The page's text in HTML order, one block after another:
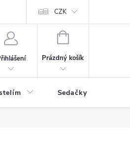
ochrany osobních údajů
CZK
NÁKUPNÍ
Prázdný košík
Sedačky